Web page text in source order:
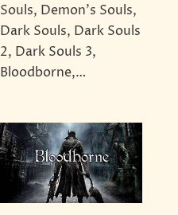
Souls, Demon's Souls,
Dark Souls, Dark Souls
2, Dark Souls 3,
Bloodborne,…